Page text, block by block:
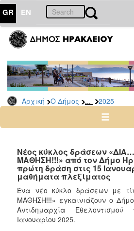
GR EN
Αρχική Ο Δήμος ... 2025
ΔΗΜΟΣ
Δελτία
Τύπου
Αρχείο
2026
2024
2022
2021
2020
2019
2018
Νέος κύκλος δράσεων
ΜΑΘΗΣΗ!!!» από τον Δήμο
πρώτη δράση στις 15
μαθήματα πλεξίματος
Ένα νέο κύκλο δράσεων με
ΜΑΘΗΣΗ!!!» εγκαινιάζουν ο
Αντιδημαρχία
Ιανουαρίου 2025.